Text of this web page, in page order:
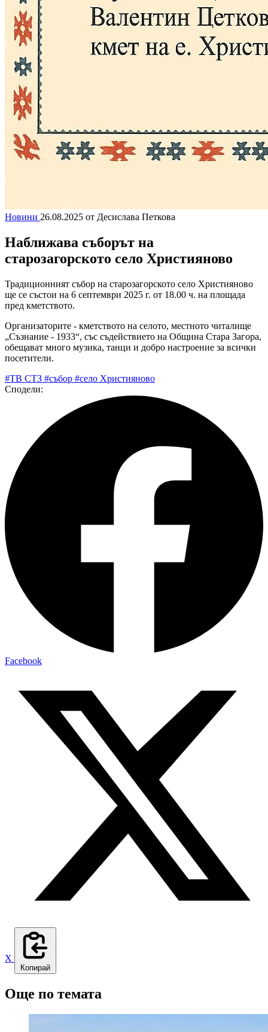
Новини 26.08.2025 от Десислава Петкова
Наближава съборът на
старозагорското село Християново
Традиционният събор на старозагорското село Християново
ще се състои на 6 септември 2025 г. от 18.00 ч. на площада
пред кметството.
Организаторите - кметството на селото, местното читалище
„Съзнание - 1933“, със съдействието на Община Стара Загора,
обещават много музика, танци и добро настроение за всички
посетители.
#ТВ СТЗ #събор #село Християново
Сподели:
Facebook
X
Копирай
Още по темата